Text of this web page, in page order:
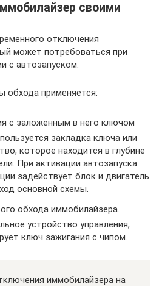
своими
отключения
может потребоваться при
с автозапуском.
обхода применяется:
с заложенным в него ключом
закладка ключа или
которое находится в глубине
При активации автозапуска
задействует блок и двигатель
основной схемы.
обхода иммобилайзера.
устройство управления,
ключ зажигания с чипом.
иммобилайзера на